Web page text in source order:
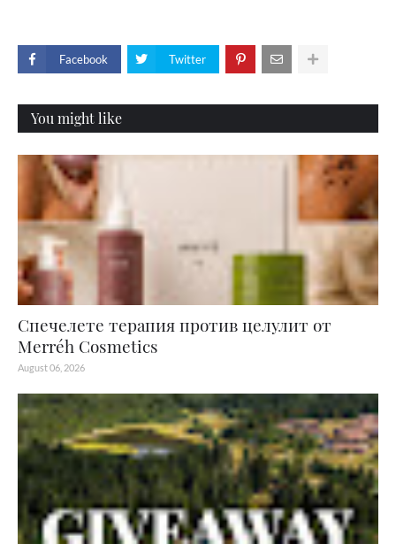
Facebook Twitter
You might like
Спечелете терапия против целулит от
Merréh Cosmetics
August 06, 2026